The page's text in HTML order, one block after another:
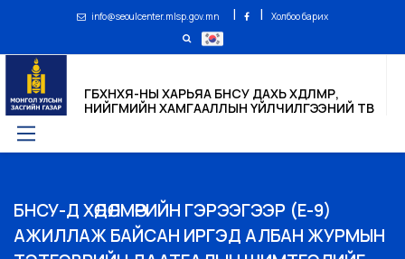
info@seoulcenter.mlsp.gov.mn | | Холбоо барих
ГБХНХЯ-НЫ ХАРЬЯА БНСУ ДАХЬ ХӨДӨЛМӨР,
НИЙГМИЙН ХАМГААЛЛЫН ҮЙЛЧИЛГЭЭНИЙ ТӨВ
БНСУ-Д ХӨДӨЛМӨРИЙН ГЭРЭЭГЭЭР (Е-9)
АЖИЛЛАЖ БАЙСАН ИРГЭД АЛБАН ЖУРМЫН